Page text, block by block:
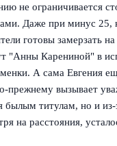
не ограничивается
Даже при минус 25,
готовы замерзать
"Анны Карениной" в
А сама Евгения
прежнему вызывает
былым титулам, но и из-
на расстояния,